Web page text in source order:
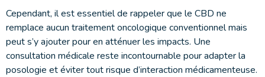
Cependant, il est essentiel de rappeler que le CBD ne
remplace aucun traitement oncologique conventionnel mais
peut s’y ajouter pour en atténuer les impacts. Une
consultation médicale reste incontournable pour adapter la
posologie et éviter tout risque d’interaction médicamenteuse.